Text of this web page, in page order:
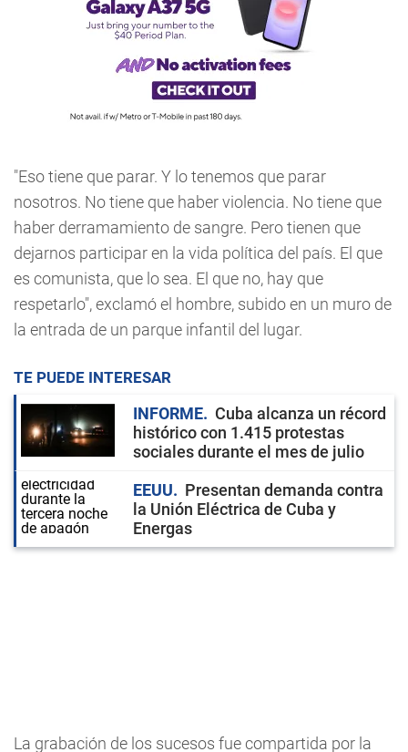
"Eso tiene que parar. Y lo tenemos que parar
nosotros. No tiene que haber violencia. No tiene que
haber derramamiento de sangre. Pero tienen que
dejarnos participar en la vida política del país. El que
es comunista, que lo sea. El que no, hay que
respetarlo", exclamó el hombre, subido en un muro de
la entrada de un parque infantil del lugar.
TE PUEDE INTERESAR
INFORME
Cuba alcanza un récord
histórico con 1.415 protestas
sociales durante el mes de julio
EEUU
Presentan demanda contra
la Unión Eléctrica de Cuba y
Energas
La grabación de los sucesos fue compartida por la